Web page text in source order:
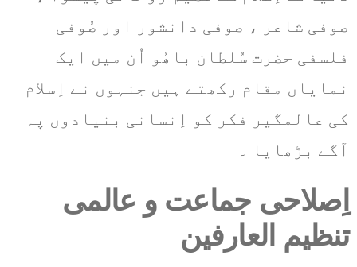
صوفی شاعر ، صوفی دانشور اور صُوفی
فلسفی حضرت سُلطان باھُو اُن میں ایک
نمایاں مقام رکھتے ہیں جنہوں نے اِسلام
کی عالمگیر فکر کو اِنسانی بنیادوں پہ
آگے بڑھایا ۔
اِصلاحی جماعت و عالمی
تنظیم العارفین